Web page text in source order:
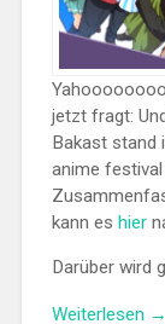
jetzt fragt:
Bakast stand
anime
kann es hier
Darüber wird
Weiterlesen →